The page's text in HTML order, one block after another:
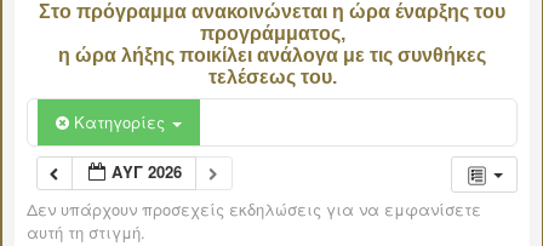
Στο πρόγραμμα ανακοινώνεται η ώρα έναρξης του
προγράμματος,
η ώρα λήξης ποικίλει ανάλογα με τις συνθήκες
τελέσεως του.
Κατηγορίες
ΑΥΓ 2026
Δεν υπάρχουν προσεχείς εκδηλώσεις για να εμφανίσετε
αυτή τη στιγμή.